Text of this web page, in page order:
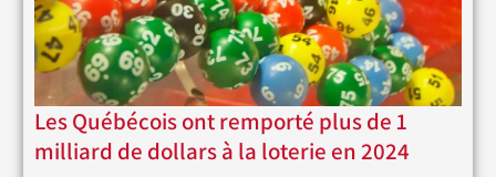
Les Québécois ont remporté plus de 1
milliard de dollars à la loterie en 2024